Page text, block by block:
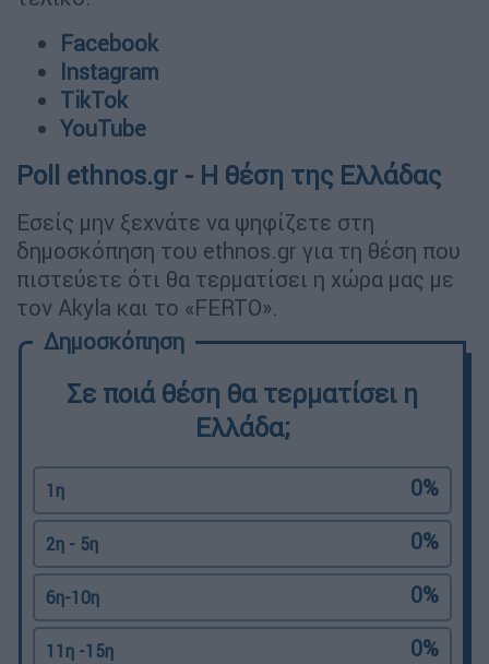
Facebook
Instagram
TikTok
YouTube
Poll ethnos.gr - Η θέση της Ελλάδας
Εσείς μην ξεχνάτε να ψηφίζετε στη
δημοσκόπηση του ethnos.gr για τη θέση που
πιστεύετε ότι θα τερματίσει η χώρα μας με
τον Akyla και το «FERTO».
Σε ποιά θέση θα τερματίσει η
Ελλάδα;
1η 0%
2η - 5η 0%
6η-10η 0%
11η -15η 0%